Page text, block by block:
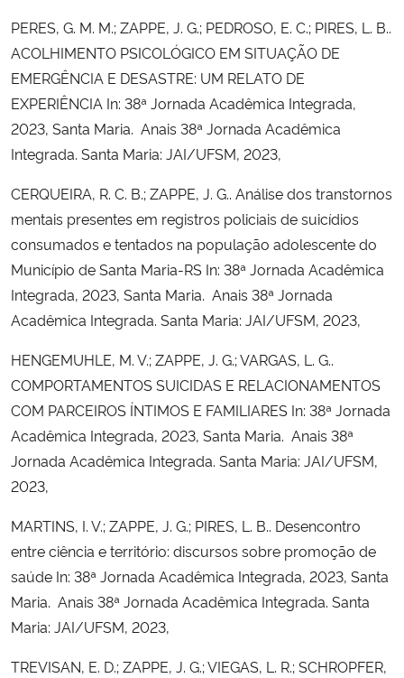
PERES, G. M. M.; ZAPPE, J. G.; PEDROSO, E. C.; PIRES, L. B..
ACOLHIMENTO PSICOLÓGICO EM SITUAÇÃO DE
EMERGÊNCIA E DESASTRE: UM RELATO DE
EXPERIÊNCIA In: 38ª Jornada Acadêmica Integrada,
2023, Santa Maria. Anais 38ª Jornada Acadêmica
Integrada. Santa Maria: JAI/UFSM, 2023,
CERQUEIRA, R. C. B.; ZAPPE, J. G.. Análise dos transtornos
mentais presentes em registros policiais de suicídios
consumados e tentados na população adolescente do
Município de Santa Maria-RS In: 38ª Jornada Acadêmica
Integrada, 2023, Santa Maria. Anais 38ª Jornada
Acadêmica Integrada. Santa Maria: JAI/UFSM, 2023,
HENGEMUHLE, M. V.; ZAPPE, J. G.; VARGAS, L. G..
COMPORTAMENTOS SUICIDAS E RELACIONAMENTOS
COM PARCEIROS ÍNTIMOS E FAMILIARES In: 38ª Jornada
Acadêmica Integrada, 2023, Santa Maria. Anais 38ª
Jornada Acadêmica Integrada. Santa Maria: JAI/UFSM,
2023,
MARTINS, I. V.; ZAPPE, J. G.; PIRES, L. B.. Desencontro
entre ciência e território: discursos sobre promoção de
saúde In: 38ª Jornada Acadêmica Integrada, 2023, Santa
Maria. Anais 38ª Jornada Acadêmica Integrada. Santa
Maria: JAI/UFSM, 2023,
TREVISAN, E. D.; ZAPPE, J. G.; VIEGAS, L. R.; SCHROPFER,